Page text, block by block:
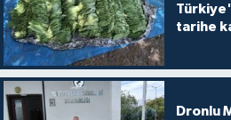
tarihe
Dronlu